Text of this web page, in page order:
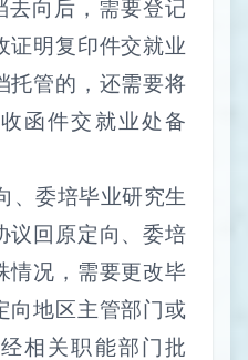
去向后，需要登记
证明复印件交就业
托管的，还需要将
函件交就业处备
、委培毕业研究生
议回原定向、委培
情况，需要更改毕
向地区主管部门或
相关职能部门批